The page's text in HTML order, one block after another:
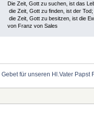
Die Zeit, Gott zu suchen, ist das
die Zeit, Gott zu finden, ist der Tod;
die Zeit, Gott zu besitzen, ist die
von Franz von Sales
Gebet für unseren Hl.Vater Papst